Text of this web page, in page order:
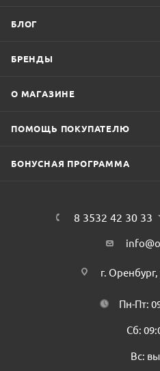
БЛОГ
БРЕНДЫ
О МАГАЗИНЕ
ПОМОЩЬ ПОКУПАТЕЛЮ
БОНУСНАЯ ПРОГРАММА
8 3532 42 30 33
г.
Пн-Пт:
Сб:
Вс: